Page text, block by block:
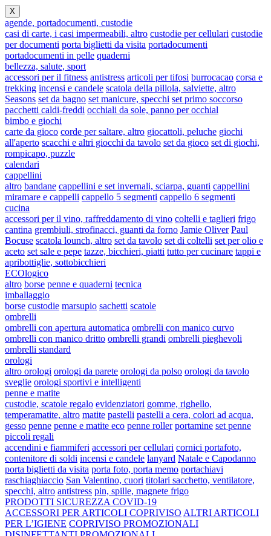
X
agende, portadocumenti, custodie
casi di carte, i casi impermeabili, altro custodie per cellulari custodie
per documenti porta biglietti da visita portadocumenti
portadocumenti in pelle quaderni
bellezza, salute, sport
accessori per il fitness antistress articoli per tifosi burrocacao corsa e
trekking incensi e candele scatola della pillola, salviette, altro
Seasons set da bagno set manicure, specchi set primo soccorso
pacchetti caldi-freddi occhiali da sole, panno per occhial
bimbo e giochi
carte da gioco corde per saltare, altro giocattoli, peluche giochi
all'aperto scacchi e altri giocchi da tavolo set da gioco set di giochi,
rompicapo, puzzle
calendari
cappellini
altro bandane cappellini e set invernali, sciarpa, guanti cappellini
miramare e cappelli cappello 5 segmenti cappello 6 segmenti
cucina
accessori per il vino, raffreddamento di vino coltelli e taglieri frigo
cantina grembiuli, strofinacci, guanti da forno Jamie Oliver Paul
Bocuse scatola lounch, altro set da tavolo set di coltelli set per olio e
aceto set sale e pepe tazze, bicchieri, piatti tutto per cucinare tappi e
apribottiglie, sottobicchieri
ECOlogico
altro borse penne e quaderni tecnica
imballaggio
borse custodie marsupio sachetti scatole
ombrelli
ombrelli con apertura automatica ombrelli con manico curvo
ombrelli con manico dritto ombrelli grandi ombrelli pieghevoli
ombrelli standard
orologi
altro orologi orologi da parete orologi da polso orologi da tavolo
sveglie orologi sportivi e intelligenti
penne e matite
custodie, scatole regalo evidenziatori gomme, righello,
temperamatite, altro matite pastelli pastelli a cera, colori ad acqua,
gesso penne penne e matite eco penne roller portamine set penne
piccoli regali
accendini e fiammiferi accessori per cellulari cornici portafoto,
contenitore di soldi incensi e candele lanyard Natale e Capodanno
porta biglietti da visita porta foto, porta memo portachiavi
raschiaghiaccio San Valentino, cuori titolari sacchetto, ventilatore,
specchi, altro antistress pin, spille, magnete frigo
PRODOTTI SICUREZZA COVID-19
ACCESSORI PER ARTICOLI COPRIVISO ALTRI ARTICOLI
PER L’IGIENE COPRIVISO PROMOZIONALI